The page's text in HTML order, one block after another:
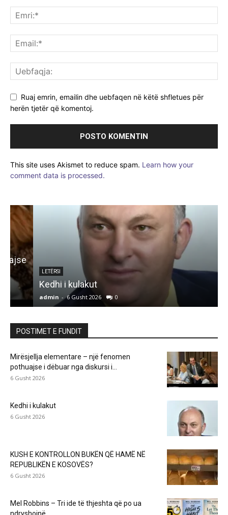
Ruaj emrin, emailin dhe uebfaqen në këtë shfletues për
herën tjetër që komentoj.
This site uses Akismet to reduce spam. Learn how your
comment data is processed.
LETËRSI
Kedhi i kulakut
admin - 6 Gusht 2026 0
POSTIMET E FUNDIT
Mirësjellja elementare – një fenomen
pothuajse i dëbuar nga diskursi i...
6 Gusht 2026
Kedhi i kulakut
6 Gusht 2026
KUSH E KONTROLLON BUKËN QË HAMË NË
REPUBLIKËN E KOSOVËS?
6 Gusht 2026
Mel Robbins – Tri ide të thjeshta që po ua